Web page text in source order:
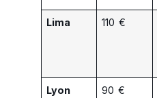
Lima 110 €
Lyon 90 €